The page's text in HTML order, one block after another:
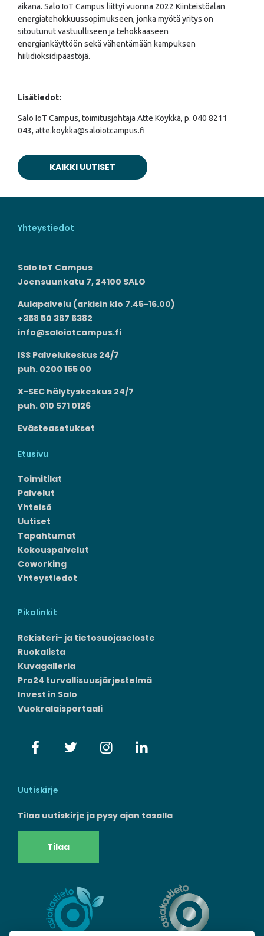
aikana. Salo IoT Campus liittyi vuonna 2022 Kiinteistöalan
energiatehokkuussopimukseen, jonka myötä yritys on
sitoutunut vastuulliseen ja tehokkaaseen
energiankäyttöön sekä vähentämään kampuksen
hiilidioksidipäästöjä.
Lisätiedot:
Salo IoT Campus, toimitusjohtaja Atte Köykkä, p. 040 8211
043, atte.koykka@saloiotcampus.fi
KAIKKI UUTISET
Yhteystiedot
Salo IoT Campus
Joensuunkatu 7, 24100 SALO
Aulapalvelu (arkisin klo 7.45-16.00)
+358 50 367 6382
info@saloiotcampus.fi
ISS Palvelukeskus 24/7
puh. 0200 155 00
X-SEC hälytyskeskus 24/7
puh. 010 571 0126
Evästeasetukset
Etusivu
Toimitilat
Palvelut
Yhteisö
Uutiset
Tapahtumat
Kokouspalvelut
Coworking
Yhteystiedot
Pikalinkit
Rekisteri- ja tietosuojaseloste
Ruokalista
Kuvagalleria
Pro24 turvallisuusjärjestelmä
Invest in Salo
Vuokralaisportaali
Uutiskirje
Tilaa uutiskirje ja pysy ajan tasalla
Tilaa